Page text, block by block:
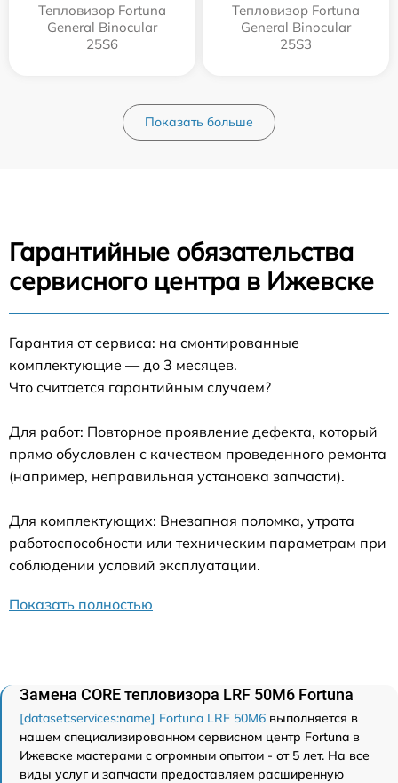
Тепловизор Fortuna
General Binocular
25S6
Тепловизор Fortuna
General Binocular
25S3
Показать больше
Гарантийные обязательства
сервисного центра в Ижевске
Гарантия от сервиса: на смонтированные
комплектующие — до 3 месяцев.
Что считается гарантийным случаем?
Для работ: Повторное проявление дефекта, который
прямо обусловлен с качеством проведенного ремонта
(например, неправильная установка запчасти).
Для комплектующих: Внезапная поломка, утрата
работоспособности или техническим параметрам при
соблюдении условий эксплуатации.
Показать полностью
Замена CORE тепловизора LRF 50M6 Fortuna
[dataset:services:name] Fortuna LRF 50M6 выполняется в
нашем специализированном сервисном центр Fortuna в
Ижевске мастерами с огромным опытом - от 5 лет. На все
виды услуг и запчасти предоставляем расширенную